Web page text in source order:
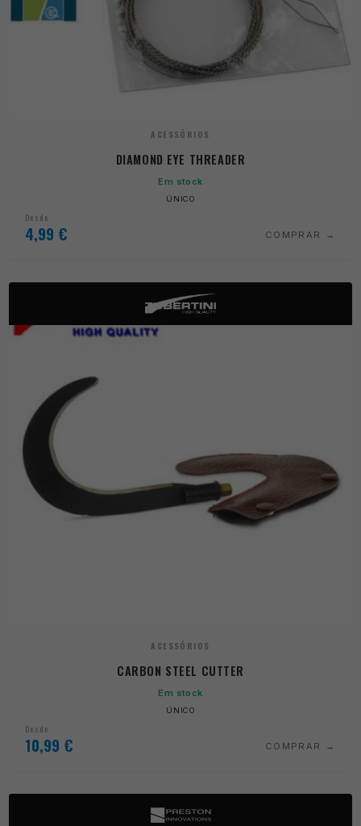
ACESSÓRIOS
DIAMOND EYE THREADER
Em stock
ÚNICO
Desde
4,99 € COMPRAR
ACESSÓRIOS
CARBON STEEL CUTTER
Em stock
ÚNICO
Desde
10,99 € COMPRAR